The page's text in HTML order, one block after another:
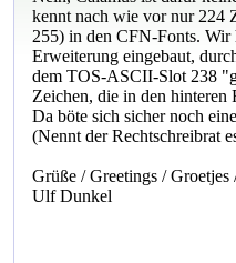
kennt nach wie vor nur 224
255) in den CFN-Fonts. Wir
Erweiterung eingebaut,
dem TOS-ASCII-Slot 238
Zeichen, die in den hinteren
Da böte sich sicher noch
(Nennt der Rechtschreibrat
Grüße / Greetings / Groetjes
Ulf Dunkel